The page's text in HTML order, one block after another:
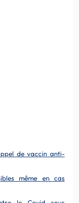
de vaccin anti-
même en cas